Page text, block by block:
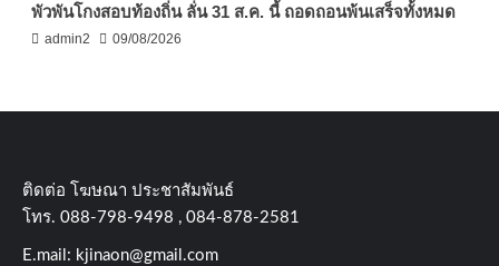
พัวพันโกงสอบท้องถิ่น ลั่น 31 ส.ค. นี้ ถอดถอนพ้นเสร็จทั้งหมด
admin2 09/08/2026
ติดต่อ​ โฆษณา​ ประชาสัมพันธ์
โทร​. 088-798-9498 , 084-878-2581
E.mail: kjinaon@gmail.com